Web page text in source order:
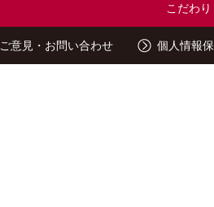
こだわり
ご意見・お問い合わせ 個人情報